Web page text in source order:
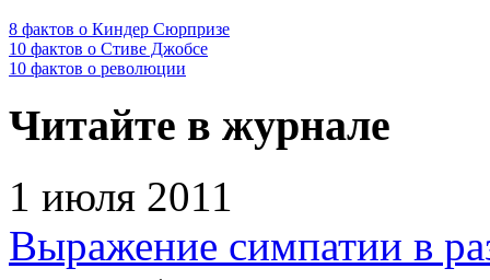
8 фактов о Киндер Сюрпризе
10 фактов о Стиве Джобсе
10 фактов о революции
Читайте в журнале
1 июля 2011
Выражение симпатии в